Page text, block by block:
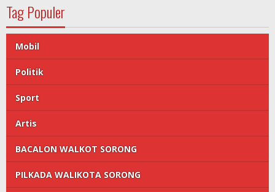
Tag Populer
Mobil
Politik
Sport
Artis
BACALON WALKOT SORONG
PILKADA WALIKOTA SORONG